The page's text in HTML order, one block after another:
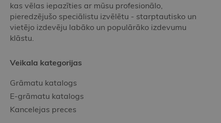
kas vēlas iepazīties ar mūsu profesionālo,
pieredzējušo speciālistu izvēlētu - starptautisko un
vietējo izdevēju labāko un populārāko izdevumu
klāstu.
Veikala kategorijas
Grāmatu katalogs
E-grāmatu katalogs
Kancelejas preces